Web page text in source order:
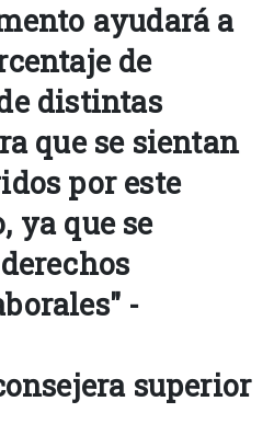
ayudará a
de
distintas
que se sientan
por este
ya que se
-
superior